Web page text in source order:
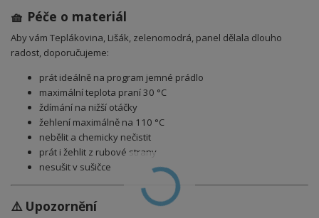
🧺 Péče o materiál
Aby vám Teplákovina, Lišák, zelenomodrá, panel dělala dlouho
radost, doporučujeme:
prát ideálně na program jemné prádlo
maximální teplota praní 30 °C
ždímání na nižší otáčky
žehlení maximálně na 110 °C
nebělit a chemicky nečistit
prát i žehlit z rubové strany
nesušit v sušičce
⚠️ Upozornění